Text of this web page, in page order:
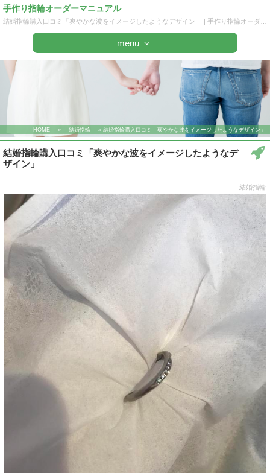
手作り指輪オーダーマニュアル
menu
HOME » 結婚指輪 » 結婚指輪購入口コミ「爽やかな波をイメージしたようなデザイン」
結婚指輪購入口コミ「爽やかな波をイメージしたようなデ
ザイン」
結婚指輪